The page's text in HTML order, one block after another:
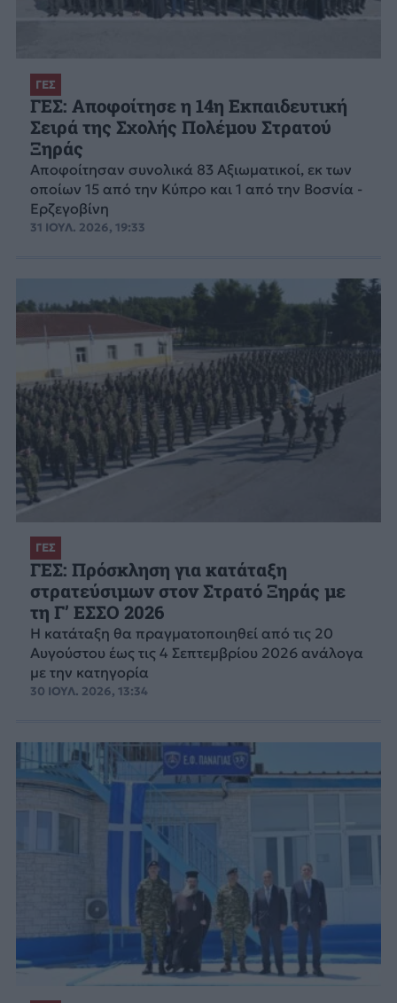
ΓΕΣ
ΓΕΣ: Αποφοίτησε η 14η Εκπαιδευτική
Σειρά της Σχολής Πολέμου Στρατού
Ξηράς
Αποφοίτησαν συνολικά 83 Αξιωματικοί, εκ των
οποίων 15 από την Κύπρο και 1 από την Βοσνία -
Ερζεγοβίνη
31 ΙΟΥΛ. 2026, 19:33
ΓΕΣ
ΓΕΣ: Πρόσκληση για κατάταξη
στρατεύσιμων στον Στρατό Ξηράς με
τη Γ’ ΕΣΣΟ 2026
Η κατάταξη θα πραγματοποιηθεί από τις 20
Αυγούστου έως τις 4 Σεπτεμβρίου 2026 ανάλογα
με την κατηγορία
30 ΙΟΥΛ. 2026, 13:34